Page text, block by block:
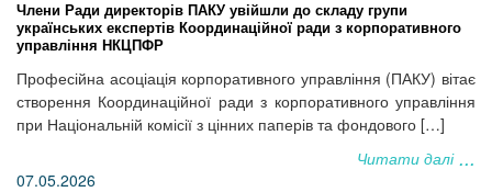
Члени Ради директорів ПАКУ увійшли до складу групи
українських експертів Координаційної ради з корпоративного
управління НКЦПФР
Професійна асоціація корпоративного управління (ПАКУ) вітає
створення Координаційної ради з корпоративного управління
при Національній комісії з цінних паперів та фондового […]
Читати далі
07.05.2026